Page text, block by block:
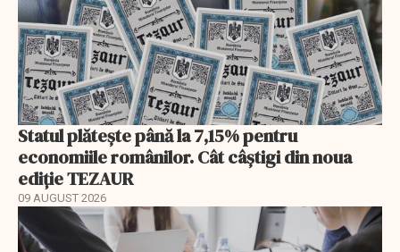
Statul plătește până la 7,15% pentru
economiile românilor. Cât câștigi din noua
ediție TEZAUR
09 AUGUST 2026